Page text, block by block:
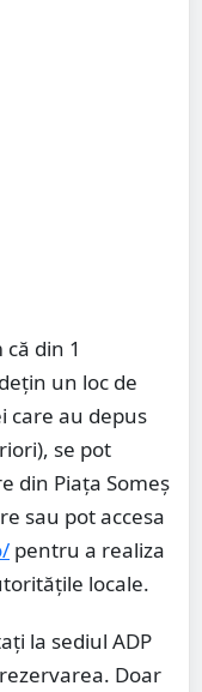
din 1
un loc de
care au depus
se pot
din Piața Someș
sau pot accesa
pentru a realiza
locale.
la sediul ADP
Doar